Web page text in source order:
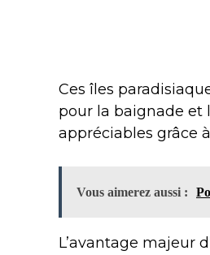
Ces îles
pour la baignade et
appréciables grâce
Vous aimerez aussi :
L’avantage majeur